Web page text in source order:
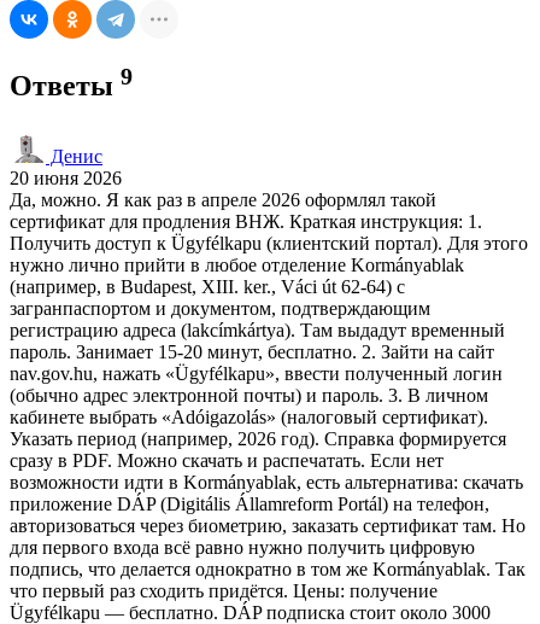
Ответы 9
Денис
20 июня 2026
Да, можно. Я как раз в апреле 2026 оформлял такой
сертификат для продления ВНЖ. Краткая инструкция: 1.
Получить доступ к Ügyfélkapu (клиентский портал). Для этого
нужно лично прийти в любое отделение Kormányablak
(например, в Budapest, XIII. ker., Váci út 62-64) с
загранпаспортом и документом, подтверждающим
регистрацию адреса (lakcímkártya). Там выдадут временный
пароль. Занимает 15-20 минут, бесплатно. 2. Зайти на сайт
nav.gov.hu, нажать «Ügyfélkapu», ввести полученный логин
(обычно адрес электронной почты) и пароль. 3. В личном
кабинете выбрать «Adóigazolás» (налоговый сертификат).
Указать период (например, 2026 год). Справка формируется
сразу в PDF. Можно скачать и распечатать. Если нет
возможности идти в Kormányablak, есть альтернатива: скачать
приложение DÁP (Digitális Államreform Portál) на телефон,
авторизоваться через биометрию, заказать сертификат там. Но
для первого входа всё равно нужно получить цифровую
подпись, что делается однократно в том же Kormányablak. Так
что первый раз сходить придётся. Цены: получение
Ügyfélkapu — бесплатно. DÁP подписка стоит около 3000